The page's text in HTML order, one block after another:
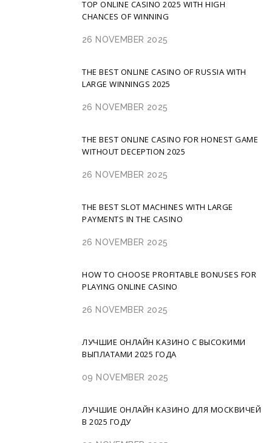
TOP ONLINE CASINO 2025 WITH HIGH
CHANCES OF WINNING
26 NOVEMBER 2025
THE BEST ONLINE CASINO OF RUSSIA WITH
LARGE WINNINGS 2025
26 NOVEMBER 2025
THE BEST ONLINE CASINO FOR HONEST GAME
WITHOUT DECEPTION 2025
26 NOVEMBER 2025
THE BEST SLOT MACHINES WITH LARGE
PAYMENTS IN THE CASINO
26 NOVEMBER 2025
HOW TO CHOOSE PROFITABLE BONUSES FOR
PLAYING ONLINE CASINO
26 NOVEMBER 2025
ЛУЧШИЕ ОНЛАЙН КАЗИНО С ВЫСОКИМИ
ВЫПЛАТАМИ 2025 ГОДА
09 NOVEMBER 2025
ЛУЧШИЕ ОНЛАЙН КАЗИНО ДЛЯ МОСКВИЧЕЙ
В 2025 ГОДУ